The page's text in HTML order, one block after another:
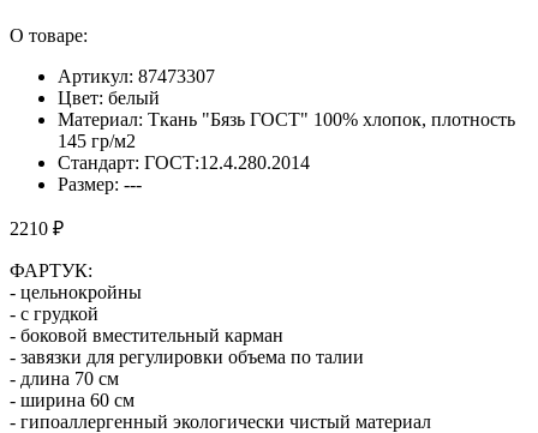
О товаре:
Артикул: 87473307
Цвет: белый
Материал: Ткань "Бязь ГОСТ" 100% хлопок, плотность
145 гр/м2
Стандарт: ГОСТ:12.4.280.2014
Размер: ---
2210 ₽
ФАРТУК:
- цельнокройны
- с грудкой
- боковой вместительный карман
- завязки для регулировки объема по талии
- длина 70 см
- ширина 60 см
- гипоаллергенный экологически чистый материал